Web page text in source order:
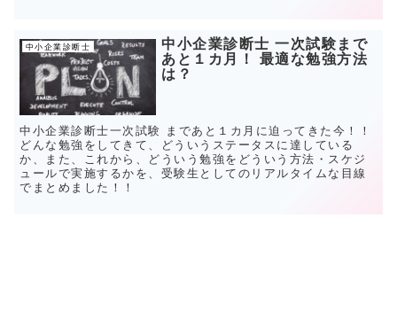
中小企業診断士
中小企業診断士 一次試験まで
あと１カ月！ 最適な勉強方法
は？
中小企業診断士一次試験 まであと１カ月に迫ってきた今！！
どんな勉強をしてきて、どういうステータスに達している
か、また、これから、どういう勉強をどういう方法・スケジ
ュールで実施するかを、受験生としてのリアルタイムな目線
でまとめました！！